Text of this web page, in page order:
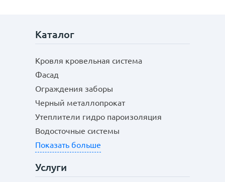
Каталог
Кровля кровельная система
Фасад
Ограждения заборы
Черный металлопрокат
Утеплители гидро пароизоляция
Водосточные системы
Показать больше
Услуги